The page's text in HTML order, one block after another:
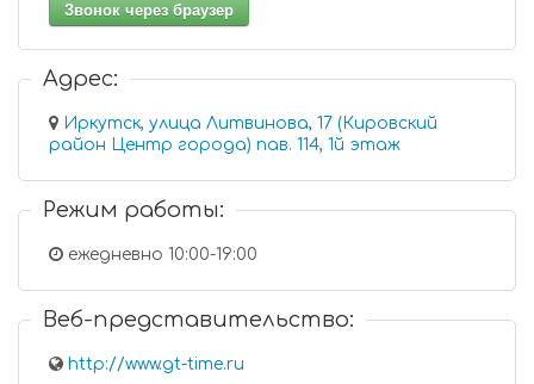
Звонок через браузер
Адрес:
Иркутск, улица Литвинова, 17 (Кировский
район Центр города) пав. 114, 1й этаж
Режим работы:
ежедневно 10:00-19:00
Веб-представительство:
http://www.gt-time.ru